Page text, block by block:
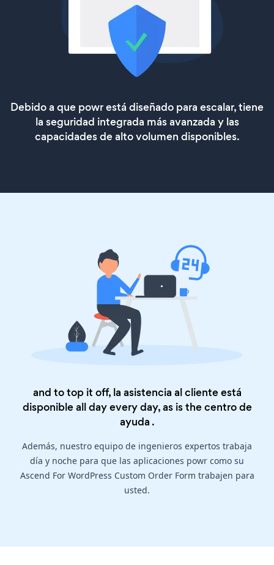
Debido a que powr está diseñado para escalar, tiene
la seguridad integrada más avanzada y las
capacidades de alto volumen disponibles.
and to top it off, la asistencia al cliente está
disponible all day every day, as is thecentro de
ayuda .
Además, nuestro equipo de ingenieros expertos trabaja
día y noche para que las aplicaciones powr como su
Ascend For WordPress Custom Order Form trabajen para
usted.